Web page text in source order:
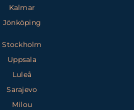
Kalmar
Jönköping
Stockholm
Uppsala
Luleå
Sarajevo
Milou